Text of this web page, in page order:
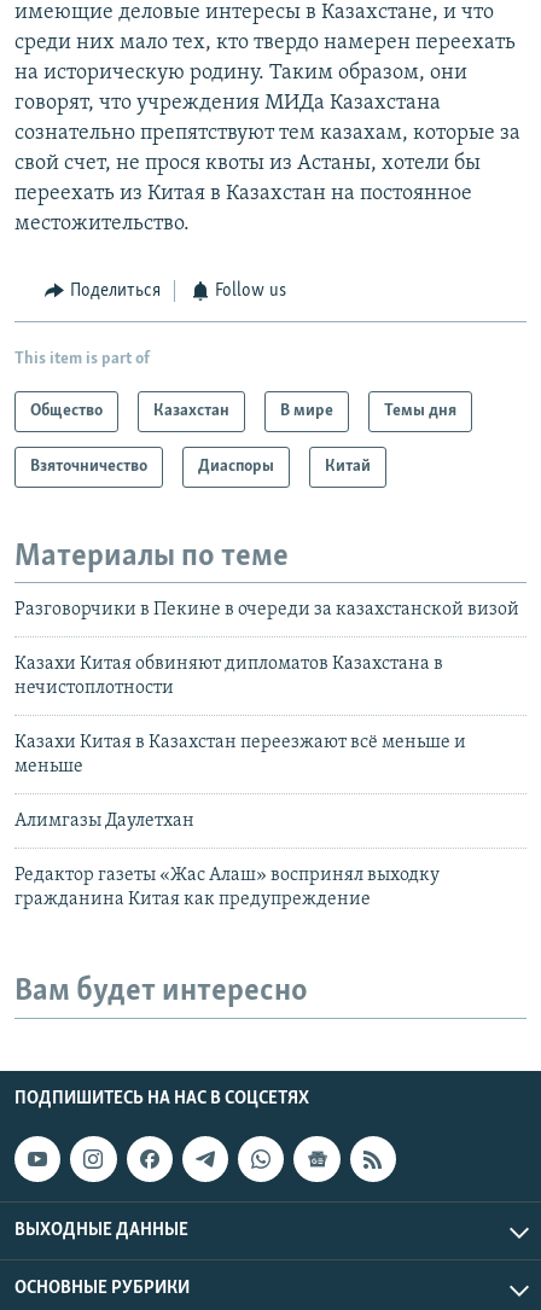
имеющие деловые интересы в Казахстане, и что
среди них мало тех, кто твердо намерен переехать
на историческую родину. Таким образом, они
говорят, что учреждения МИДа Казахстана
сознательно препятствуют тем казахам, которые за
свой счет, не прося квоты из Астаны, хотели бы
переехать из Китая в Казахстан на постоянное
местожительство.
Поделиться Follow us
This item is part of
Общество Казахстан В мире Темы дня
Взяточничество Диаспоры Китай
Материалы по теме
Разговорчики в Пекине в очереди за казахстанской визой
Казахи Китая обвиняют дипломатов Казахстана в
нечистоплотности
Казахи Китая в Казахстан переезжают всё меньше и
меньше
Алимгазы Даулетхан
Редактор газеты «Жас Алаш» воспринял выходку
гражданина Китая как предупреждение
Вам будет интересно
ПОДПИШИТЕСЬ НА НАС В СОЦСЕТЯХ
ВЫХОДНЫЕ ДАННЫЕ
ОСНОВНЫЕ РУБРИКИ